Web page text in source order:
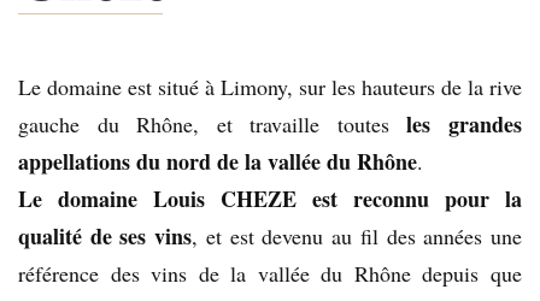
Le domaine est situé à Limony, sur les hauteurs de la rive
gauche du Rhône, et travaille toutesles grandes
appellations du nord de la vallée du Rhône.
Le domaine Louis CHEZE est reconnu pour la
qualité de ses vins, et est devenu au fil des années une
référence des vins de la vallée du Rhône depuis que